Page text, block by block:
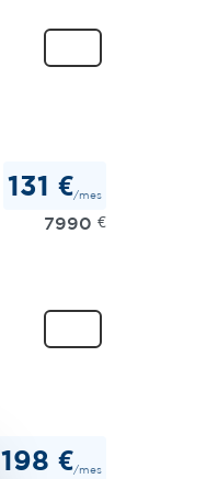
131 €/mes
7990 €
198 €/mes